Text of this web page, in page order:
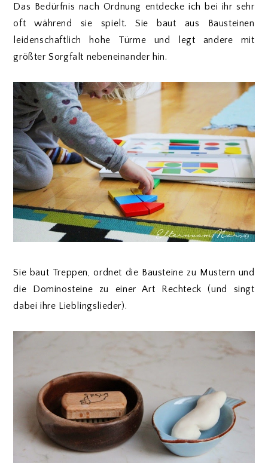
Das Bedürfnis nach Ordnung entdecke ich bei ihr sehr
oft während sie spielt. Sie baut aus Bausteinen
leidenschaftlich hohe Türme und legt andere mit
größter Sorgfalt nebeneinander hin.
Sie baut Treppen, ordnet die Bausteine zu Mustern und
die Dominosteine zu einer Art Rechteck (und singt
dabei ihre Lieblingslieder).